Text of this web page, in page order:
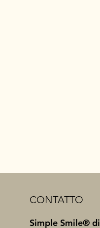
CONTATTO
Simple Smile® di